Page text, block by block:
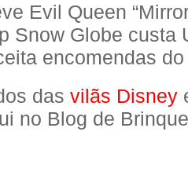
Evil Queen
Snow Globe custa
encomendas
das vilãs Disney
no Blog de